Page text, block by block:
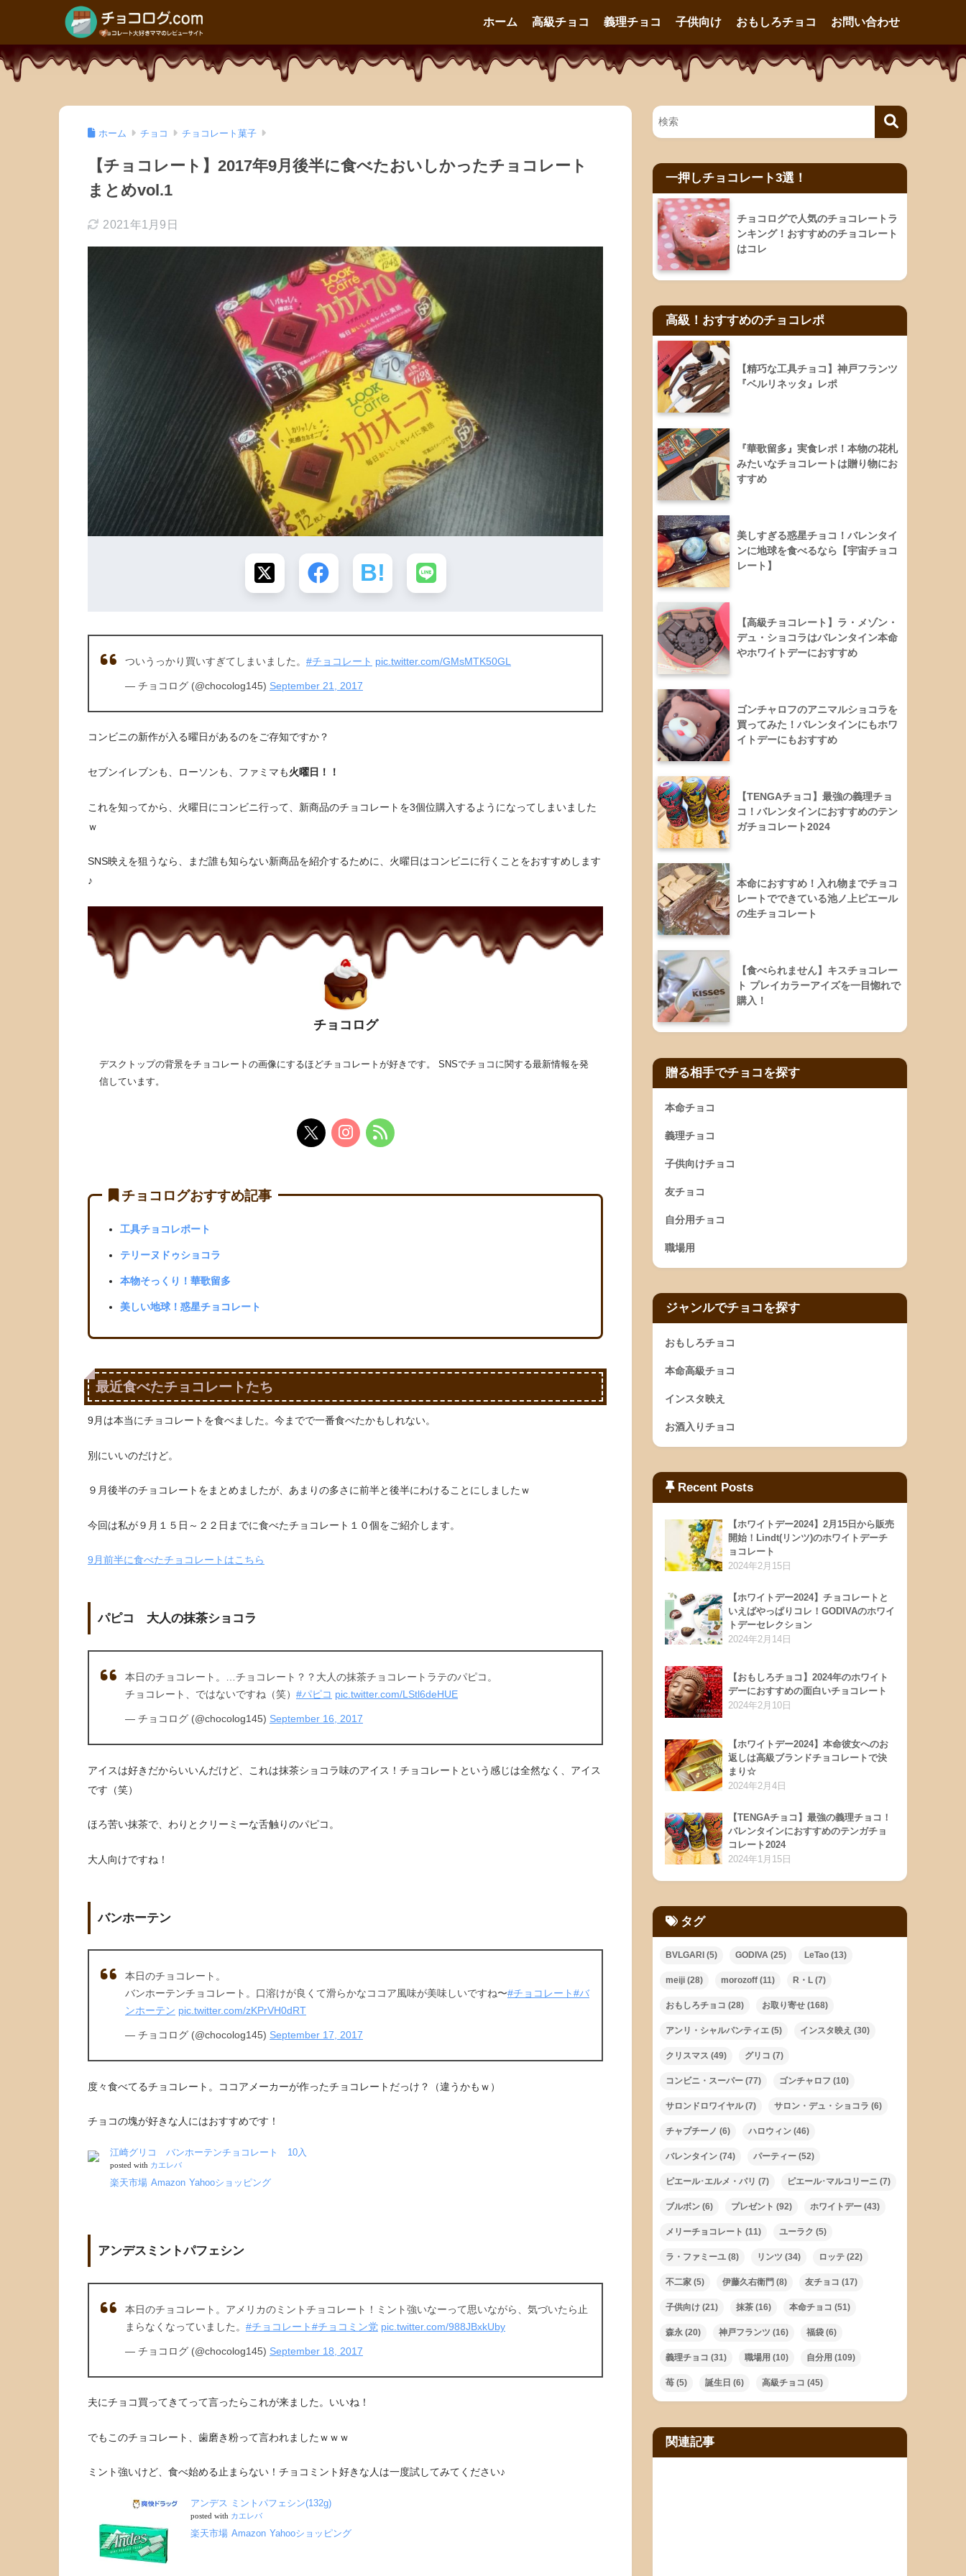
ホーム 高級チョコ 義理チョコ 子供向け おもしろチョコ お問い合わせ
ホーム チョコ チョコレート菓子
【チョコレート】2017年9月後半に食べたおいしかったチョコレート
まとめvol.1
2021年1月9日
ついうっかり買いすぎてしまいました。 #チョコレート pic.twitter.com/GMsMTK50GL
— チョコログ (@chocolog145) September 21, 2017
コンビニの新作が入る曜日があるのをご存知ですか？
セブンイレブンも、ローソンも、ファミマも火曜日！！
これを知ってから、火曜日にコンビニ行って、新商品のチョコレートを3個位購入するようになってしまいました
ｗ
SNS映えを狙うなら、まだ誰も知らない新商品を紹介するために、火曜日はコンビニに行くことをおすすめします
♪
チョコログ
デスクトップの背景をチョコレートの画像にするほどチョコレートが好きです。 SNSでチョコに関する最新情報を発
信しています。
チョコログおすすめ記事
工具チョコレポート
テリーヌドゥショコラ
本物そっくり！華歌留多
美しい地球！惑星チョコレート
最近食べたチョコレートたち
9月は本当にチョコレートを食べました。今までで一番食べたかもしれない。
別にいいのだけど。
９月後半のチョコレートをまとめましたが、あまりの多さに前半と後半にわけることにしましたｗ
今回は私が９月１５日～２２日までに食べたチョコレート１０個をご紹介します。
9月前半に食べたチョコレートはこちら
パピコ 大人の抹茶ショコラ
本日のチョコレート。…チョコレート？？大人の抹茶チョコレートラテのパピコ。
チョコレート、ではないですね（笑） #パピコ pic.twitter.com/LStl6deHUE
— チョコログ (@chocolog145) September 16, 2017
アイスは好きだからいいんだけど、これは抹茶ショコラ味のアイス！チョコレートという感じは全然なく、アイス
です（笑）
ほろ苦い抹茶で、わりとクリーミーな舌触りのパピコ。
大人向けですね！
バンホーテン
本日のチョコレート。
バンホーテンチョコレート。口溶けが良くて滑らかなココア風味が美味しいですね〜#チョコレート#バ
ンホーテン pic.twitter.com/zKPrVH0dRT
— チョコログ (@chocolog145) September 17, 2017
度々食べてるチョコレート。ココアメーカーが作ったチョコレートだっけ？（違うかもｗ）
チョコの塊が好きな人にはおすすめです！
江崎グリコ バンホーテンチョコレート 10入
posted with カエレバ
楽天市場 Amazon Yahooショッピング
アンデスミントパフェシン
本日のチョコレート。アメリカのミントチョコレート！ミント強いなーって思いながら、気づいたら止
まらなくなっていました。 #チョコレート#チョコミン党 pic.twitter.com/988JBxkUby
— チョコログ (@chocolog145) September 18, 2017
夫にチョコ買ってきてって言ったらこれが来ました。いいね！
でもこのチョコレート、歯磨き粉って言われましたｗｗｗ
ミント強いけど、食べ始める止まらない！チョコミント好きな人は一度試してみてください♪
アンデス ミントパフェシン(132g)
posted with カエレバ
楽天市場 Amazon Yahooショッピング
一押しチョコレート3選！
チョコログで人気のチョコレートラ
ンキング！おすすめのチョコレート
はコレ
高級！おすすめのチョコレポ
【精巧な工具チョコ】神戸フランツ
『ベルリネッタ』レポ
『華歌留多』実食レポ！本物の花札
みたいなチョコレートは贈り物にお
すすめ
美しすぎる惑星チョコ！バレンタイ
ンに地球を食べるなら【宇宙チョコ
レート】
【高級チョコレート】ラ・メゾン・
デュ・ショコラはバレンタイン本命
やホワイトデーにおすすめ
ゴンチャロフのアニマルショコラを
買ってみた！バレンタインにもホワ
イトデーにもおすすめ
【TENGAチョコ】最強の義理チョ
コ！バレンタインにおすすめのテン
ガチョコレート2024
本命におすすめ！入れ物までチョコ
レートでできている池ノ上ピエール
の生チョコレート
【食べられません】キスチョコレー
ト プレイカラーアイズを一目惚れで
購入！
贈る相手でチョコを探す
本命チョコ
義理チョコ
子供向けチョコ
友チョコ
自分用チョコ
職場用
ジャンルでチョコを探す
おもしろチョコ
本命高級チョコ
インスタ映え
お酒入りチョコ
Recent Posts
【ホワイトデー2024】2月15日から販売
開始！Lindt(リンツ)のホワイトデーチ
ョコレート
2024年2月15日
【ホワイトデー2024】チョコレートと
いえばやっぱりコレ！GODIVAのホワイ
トデーセレクション
2024年2月14日
【おもしろチョコ】2024年のホワイト
デーにおすすめの面白いチョコレート
2024年2月10日
【ホワイトデー2024】本命彼女へのお
返しは高級ブランドチョコレートで決
まり☆
2024年2月4日
【TENGAチョコ】最強の義理チョコ！
バレンタインにおすすめのテンガチョ
コレート2024
2024年1月15日
タグ
BVLGARI (5) GODIVA (25) LeTao (13)
meiji (28) morozoff (11) R・L (7)
おもしろチョコ (28) お取り寄せ (168)
アンリ・シャルパンティエ (5) インスタ映え (30)
クリスマス (49) グリコ (7)
コンビニ・スーパー (77) ゴンチャロフ (10)
サロンドロワイヤル(7) サロン・デュ・ショコラ (6)
チャプチーノ (6) ハロウィン (46)
バレンタイン (74) パーティー (52)
ピエール･エルメ・パリ (7) ピエール･マルコリーニ (7)
ブルボン (6) プレゼント (92) ホワイトデー (43)
メリーチョコレート (11) ユーラク (5)
ラ・ファミーユ (8) リンツ (34) ロッテ (22)
不二家 (5) 伊藤久右衛門 (8) 友チョコ (17)
子供向け (21) 抹茶 (16) 本命チョコ (51)
森永 (20) 神戸フランツ (16) 福袋 (6)
義理チョコ (31) 職場用 (10) 自分用 (109)
苺 (5) 誕生日 (6) 高級チョコ (45)
関連記事